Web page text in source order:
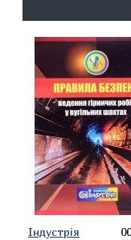
Індустрія